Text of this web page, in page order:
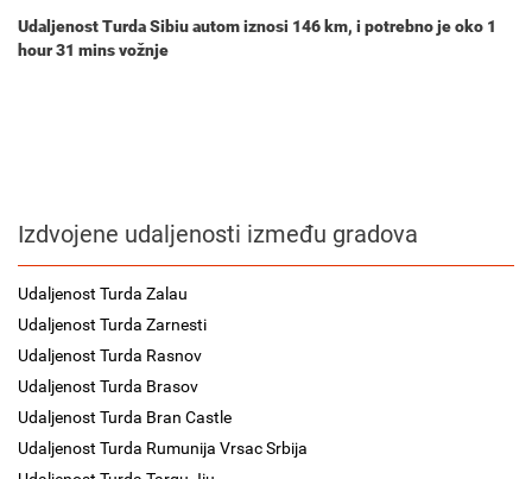
Udaljenost Turda Sibiu autom iznosi 146 km, i potrebno je oko 1
hour 31 minsvožnje
Izdvojene udaljenosti između gradova
Udaljenost Turda Zalau
Udaljenost Turda Zarnesti
Udaljenost Turda Rasnov
Udaljenost Turda Brasov
Udaljenost Turda Bran Castle
Udaljenost Turda Rumunija Vrsac Srbija